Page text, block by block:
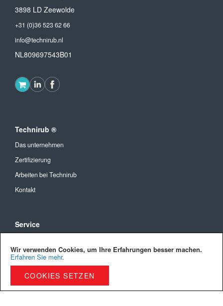
Wir verwenden Cookies, um Ihre Erfahrungen besser machen.
Erfahren Sie mehr.
COOKIES SETZEN
3898 LD Zeewolde
+31 (0)36 523 62 66
info@technirub.nl
NL809697543B01
Technirub ®
Das unternehmen
Zertifizierung
Arbeiten bei Technirub
Kontakt
Service
Versandkosten und Lieferung
Privacy Policy